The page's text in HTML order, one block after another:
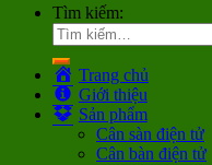
Tìm kiếm:
Trang chủ
Giới thiệu
Sản phẩm
Cân sàn điện tử
Cân bàn điện tử